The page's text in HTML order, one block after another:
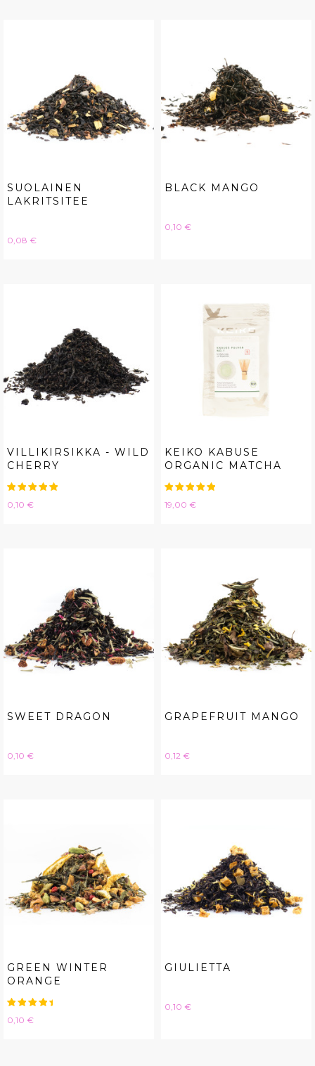
SUOLAINEN
LAKRITSITEE
Hinta
0,08 €
BLACK MANGO
Hinta
0,10 €
VILLIKIRSIKKA - WILD
CHERRY
Hinta
0,10 €
KEIKO KABUSE
ORGANIC MATCHA
Hinta
19,00 €
SWEET DRAGON
Hinta
0,10 €
GRAPEFRUIT MANGO
Hinta
0,12 €
GREEN WINTER
ORANGE
Hinta
0,10 €
GIULIETTA
Hinta
0,10 €